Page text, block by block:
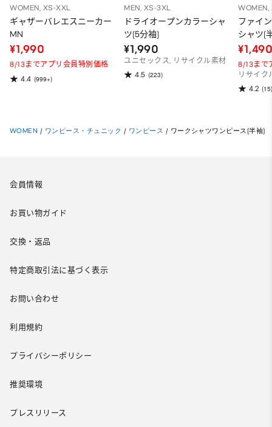
WOMEN, XS-XXL
ギャザーバレエスニーカー
MN
¥1,990
8/13までアプリ会員特別価格
4.4 (999+)
MEN, XS-3XL
ドライオープンカラーシャ
ツ(5分袖)
¥1,990
ユニセックス, リサイクル素材
4.5 (223)
WOMEN,
ファイ
シャツ(
8/13まで
リサイク
4.2 (15)
WOMEN / ワンピース・チュニック / ワンピース / ワークシャツワンピース(半袖)
会員情報
お買い物ガイド
交換・返品
特定商取引法に基づく表示
お問い合わせ
利用規約
プライバシーポリシー
推奨環境
プレスリリース